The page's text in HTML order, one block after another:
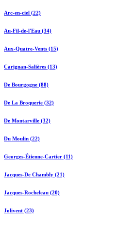
Arc-en-ciel (22)
Au-Fil-de-l'Eau (34)
Aux-Quatre-Vents (15)
Carignan-Salières (13)
De Bourgogne (88)
De La Broquerie (32)
De Montarville (32)
Du Moulin (22)
Georges-Étienne-Cartier (11)
Jacques-De Chambly (21)
Jacques-Rocheleau (20)
Jolivent (23)